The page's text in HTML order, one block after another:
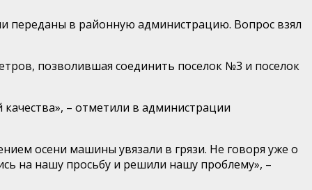
переданы в районную администрацию. Вопрос взял
позволившая соединить поселок №3 и поселок
– отметили в администрации
осени машины увязали в грязи. Не говоря уже о
на нашу просьбу и решили нашу проблему», –